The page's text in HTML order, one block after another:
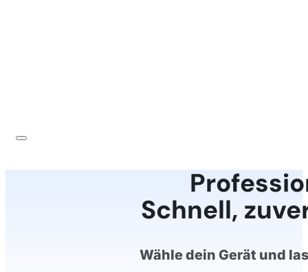
Schnell,
Wähle dein Gerät und